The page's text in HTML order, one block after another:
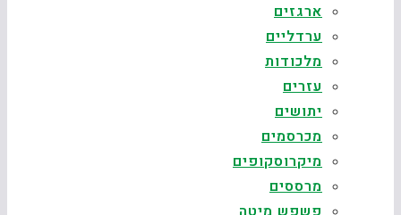
ארגזים
ערדליים
מלכודות
עזרים
יתושים
מכרסמים
מיקרוסקופים
מרססים